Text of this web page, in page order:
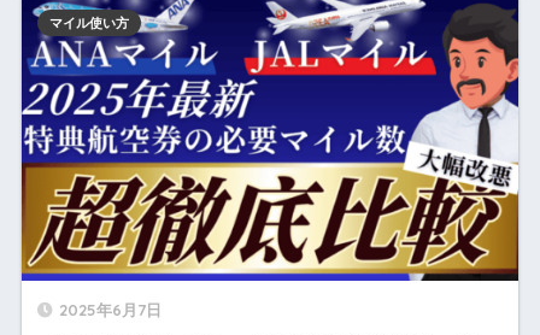
2025年6月7日
マイル使い方